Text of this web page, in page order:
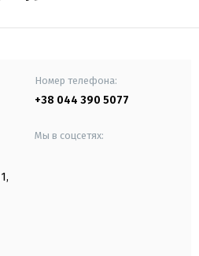
Номер телефона:
+38 044 390 5077
Мы в соцсетях: